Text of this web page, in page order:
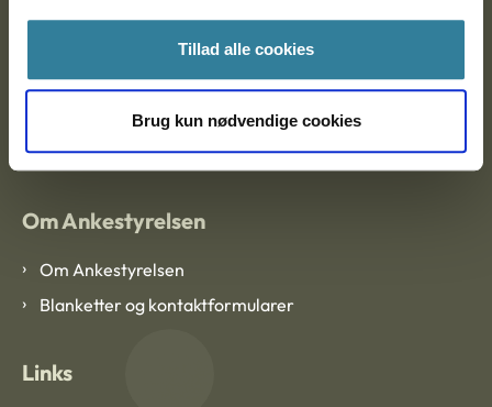
Tillad alle cookies
Brug kun nødvendige cookies
Ankestyrelsen København
EAN: 57 98 000 35 48 21
Om Ankestyrelsen
Om Ankestyrelsen
Blanketter og kontaktformularer
Links